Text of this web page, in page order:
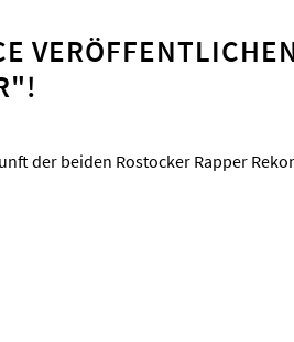
der beiden Rostocker Rapper